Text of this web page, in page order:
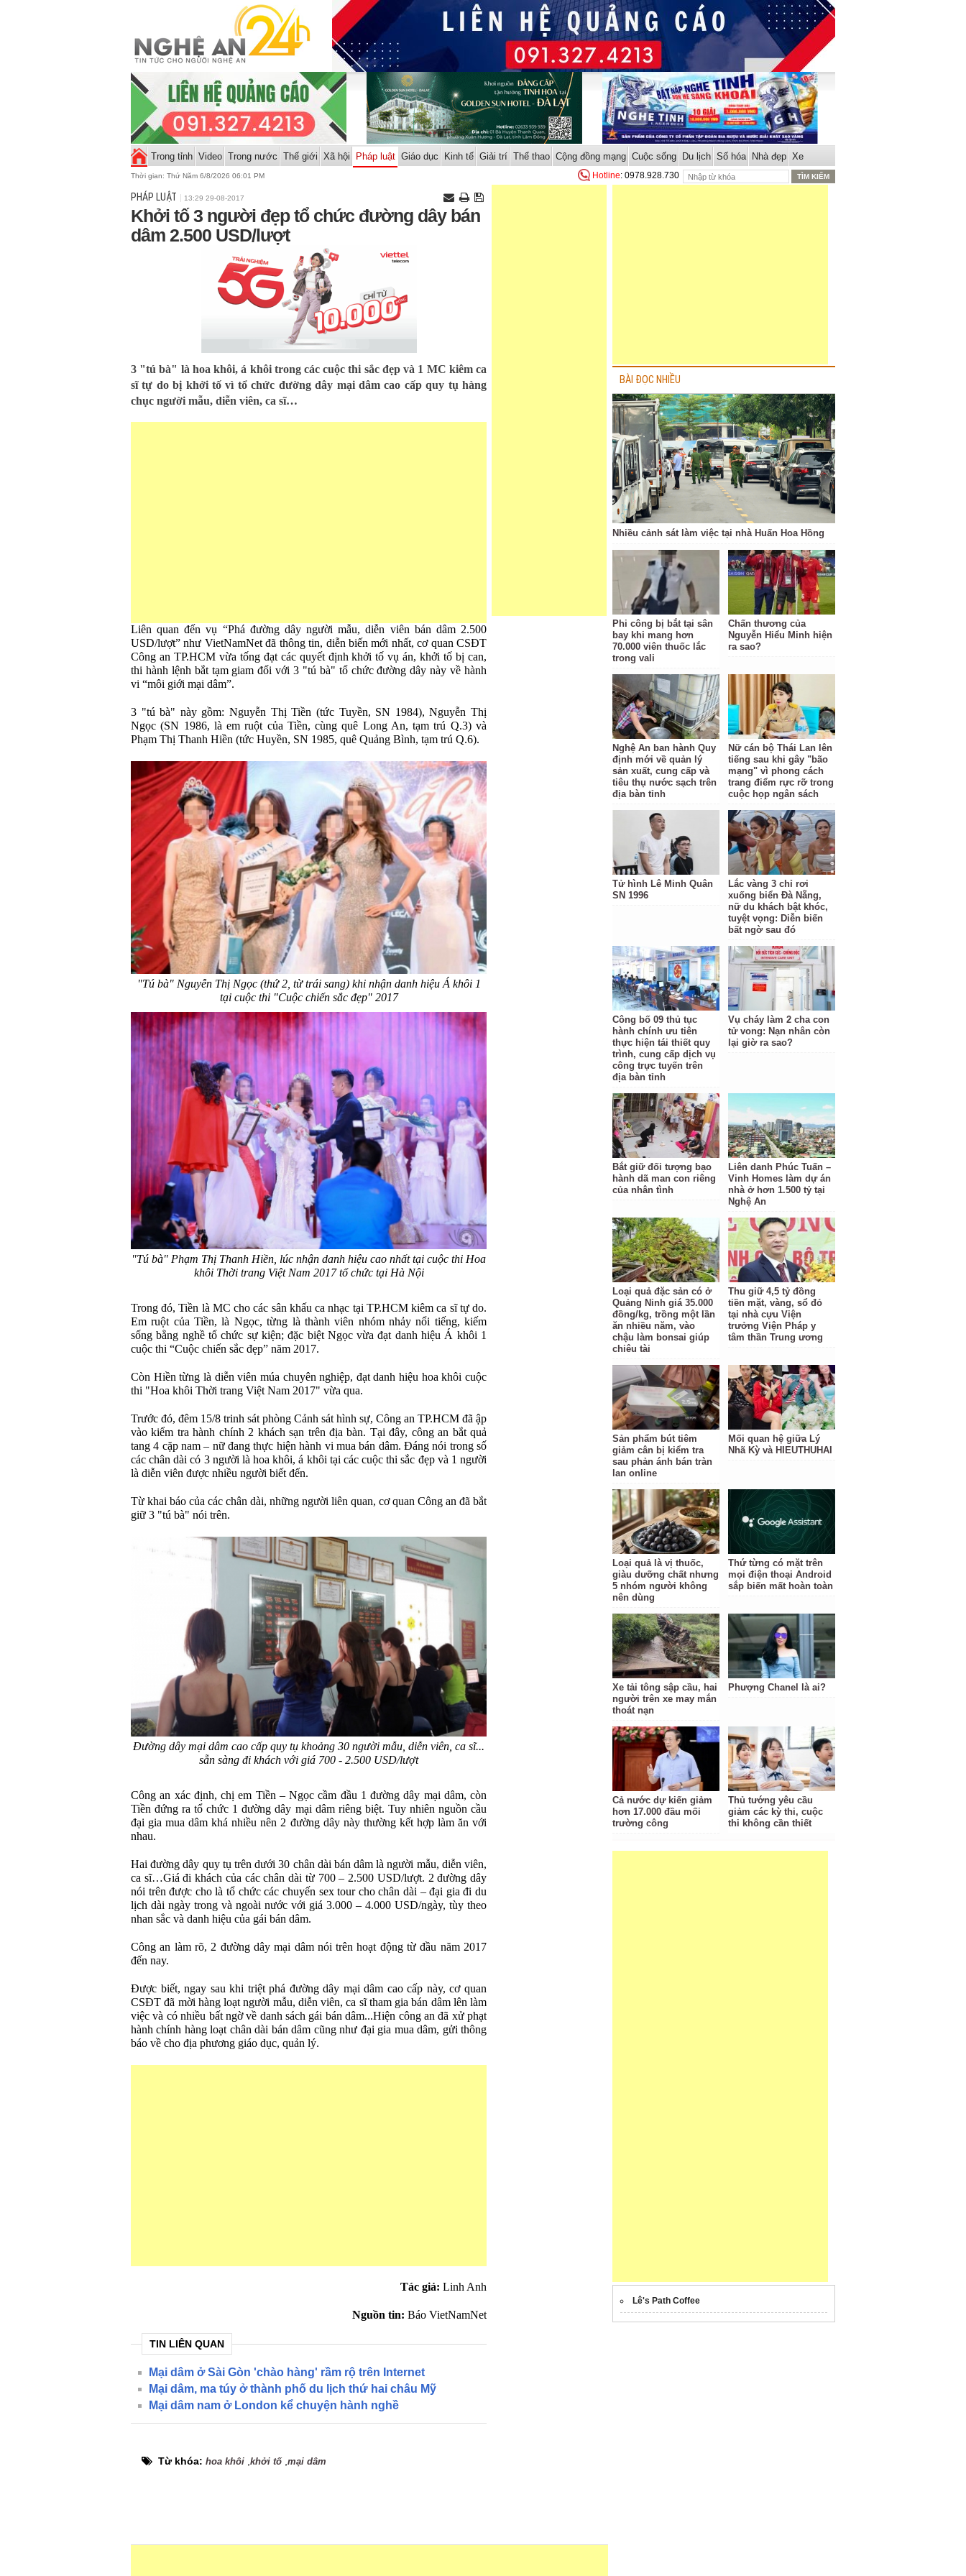
Trong tỉnh Video Trong nước Thế giới Xã hội Pháp luật Giáo dục Kinh tế Giải trí Thể thao Cộng đồng mạng Cuộc sống Du lịch Số hóa Nhà đẹp Xe
Thời gian: Thứ Năm 6/8/2026 06:01 PM Hotline: 0978.928.730
PHÁP LUẬT 13:29 29-08-2017
Khởi tố 3 người đẹp tổ chức đường dây bán
dâm 2.500 USD/lượt
3 "tú bà" là hoa khôi, á khôi trong các cuộc thi sắc đẹp và 1 MC kiêm ca
sĩ tự do bị khởi tố vì tổ chức đường dây mại dâm cao cấp quy tụ hàng
chục người mẫu, diễn viên, ca sĩ…
Liên quan đến vụ “Phá đường dây người mẫu, diễn viên bán dâm 2.500
USD/lượt” như VietNamNet đã thông tin, diễn biến mới nhất, cơ quan CSĐT
Công an TP.HCM vừa tống đạt các quyết định khởi tố vụ án, khởi tố bị can,
thi hành lệnh bắt tạm giam đối với 3 "tú bà" tổ chức đường dây này về hành
vi “môi giới mại dâm”.
3 "tú bà" này gồm: Nguyễn Thị Tiền (tức Tuyền, SN 1984), Nguyễn Thị
Ngọc (SN 1986, là em ruột của Tiền, cùng quê Long An, tạm trú Q.3) và
Phạm Thị Thanh Hiền (tức Huyền, SN 1985, quê Quảng Bình, tạm trú Q.6).
"Tú bà" Nguyễn Thị Ngọc (thứ 2, từ trái sang) khi nhận danh hiệu Á khôi 1
tại cuộc thi "Cuộc chiến sắc đẹp" 2017
"Tú bà" Phạm Thị Thanh Hiền, lúc nhận danh hiệu cao nhất tại cuộc thi Hoa
khôi Thời trang Việt Nam 2017 tổ chức tại Hà Nội
Trong đó, Tiền là MC cho các sân khấu ca nhạc tại TP.HCM kiêm ca sĩ tự do.
Em ruột của Tiền, là Ngọc, từng là thành viên nhóm nhảy nổi tiếng, kiếm
sống bằng nghề tổ chức sự kiện; đặc biệt Ngọc vừa đạt danh hiệu Á khôi 1
cuộc thi “Cuộc chiến sắc đẹp” năm 2017.
Còn Hiền từng là diễn viên múa chuyên nghiệp, đạt danh hiệu hoa khôi cuộc
thi "Hoa khôi Thời trang Việt Nam 2017" vừa qua.
Trước đó, đêm 15/8 trinh sát phòng Cảnh sát hình sự, Công an TP.HCM đã ập
vào kiểm tra hành chính 2 khách sạn trên địa bàn. Tại đây, công an bắt quả
tang 4 cặp nam – nữ đang thực hiện hành vi mua bán dâm. Đáng nói trong số
các chân dài có 3 người là hoa khôi, á khôi tại các cuộc thi sắc đẹp và 1 người
là diễn viên được nhiều người biết đến.
Từ khai báo của các chân dài, những người liên quan, cơ quan Công an đã bắt
giữ 3 "tú bà" nói trên.
Đường dây mại dâm cao cấp quy tụ khoảng 30 người mẫu, diễn viên, ca sĩ...
sẵn sàng đi khách với giá 700 - 2.500 USD/lượt
Công an xác định, chị em Tiền – Ngọc cầm đầu 1 đường dây mại dâm, còn
Tiền đứng ra tổ chức 1 đường dây mại dâm riêng biệt. Tuy nhiên nguồn cầu
đại gia mua dâm khá nhiều nên 2 đường dây này thường kết hợp làm ăn với
nhau.
Hai đường dây quy tụ trên dưới 30 chân dài bán dâm là người mẫu, diễn viên,
ca sĩ…Giá đi khách của các chân dài từ 700 – 2.500 USD/lượt. 2 đường dây
nói trên được cho là tổ chức các chuyến sex tour cho chân dài – đại gia đi du
lịch dài ngày trong và ngoài nước với giá 3.000 – 4.000 USD/ngày, tùy theo
nhan sắc và danh hiệu của gái bán dâm.
Công an làm rõ, 2 đường dây mại dâm nói trên hoạt động từ đầu năm 2017
đến nay.
Được biết, ngay sau khi triệt phá đường dây mại dâm cao cấp này, cơ quan
CSĐT đã mời hàng loạt người mẫu, diễn viên, ca sĩ tham gia bán dâm lên làm
việc và có nhiều bất ngờ về danh sách gái bán dâm...Hiện công an đã xử phạt
hành chính hàng loạt chân dài bán dâm cũng như đại gia mua dâm, gửi thông
báo về cho địa phương giáo dục, quản lý.
Tác giả: Linh Anh
Nguồn tin: Báo VietNamNet
TIN LIÊN QUAN
Mại dâm ở Sài Gòn 'chào hàng' rầm rộ trên Internet
Mại dâm, ma túy ở thành phố du lịch thứ hai châu Mỹ
Mại dâm nam ở London kể chuyện hành nghề
Từ khóa: hoa khôi khởi tố, mại dâm
BÀI ĐỌC NHIỀU
Nhiều cảnh sát làm việc tại nhà Huấn Hoa Hồng
Phi công bị bắt tại sân
bay khi mang hơn
70.000 viên thuốc lắc
trong vali
Chấn thương của
Nguyễn Hiểu Minh hiện
ra sao?
Nghệ An ban hành Quy
định mới về quản lý
sản xuất, cung cấp và
tiêu thụ nước sạch trên
địa bàn tỉnh
Nữ cán bộ Thái Lan lên
tiếng sau khi gây "bão
mạng" vì phong cách
trang điểm rực rỡ trong
cuộc họp ngân sách
Tử hình Lê Minh Quân
SN 1996
Lắc vàng 3 chỉ rơi
xuống biển Đà Nẵng,
nữ du khách bật khóc,
tuyệt vọng: Diễn biến
bất ngờ sau đó
Công bố 09 thủ tục
hành chính ưu tiên
thực hiện tái thiết quy
trình, cung cấp dịch vụ
công trực tuyến trên
địa bàn tỉnh
Vụ cháy làm 2 cha con
tử vong: Nạn nhân còn
lại giờ ra sao?
Bắt giữ đối tượng bạo
hành dã man con riêng
của nhân tình
Liên danh Phúc Tuấn –
Vinh Homes làm dự án
nhà ở hơn 1.500 tỷ tại
Nghệ An
Loại quả đặc sản có ở
Quảng Ninh giá 35.000
đồng/kg, trồng một lần
ăn nhiều năm, vào
chậu làm bonsai giúp
chiêu tài
Thu giữ 4,5 tỷ đồng
tiền mặt, vàng, sổ đỏ
tại nhà cựu Viện
trưởng Viện Pháp y
tâm thần Trung ương
Sản phẩm bút tiêm
giảm cân bị kiểm tra
sau phản ánh bán tràn
lan online
Mối quan hệ giữa Lý
Nhã Kỳ và HIEUTHUHAI
Loại quả là vị thuốc,
giàu dưỡng chất nhưng
5 nhóm người không
nên dùng
Thứ từng có mặt trên
mọi điện thoại Android
sắp biến mất hoàn toàn
Xe tải tông sập cầu, hai
người trên xe may mắn
thoát nạn
Phượng Chanel là ai?
Cả nước dự kiến giảm
hơn 17.000 đầu mối
trường công
Thủ tướng yêu cầu
giảm các kỳ thi, cuộc
thi không cần thiết
Lê's Path Coffee